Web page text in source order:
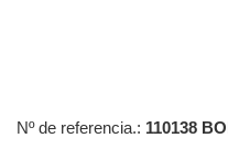
Nº de referencia.: 110138